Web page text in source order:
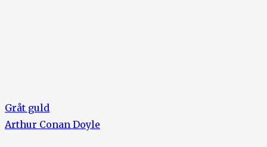
Gråt guld
Arthur Conan Doyle